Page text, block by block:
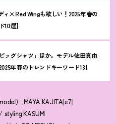
ィ× Red Wingも欲しい ！ 2025年春の
選】
ッグシャツ」ほか。モデル佐田真由
年春のトレンドキーワード13】
）,MAYA KAJITA[e7]
styling:KASUMI